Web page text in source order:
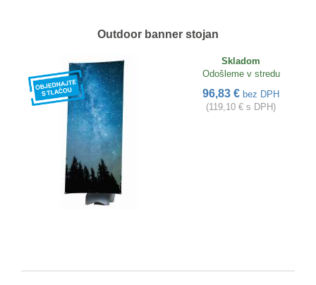
Outdoor banner stojan
Skladom
Odošleme v stredu
96,83 € bez DPH
(119,10 € s DPH)